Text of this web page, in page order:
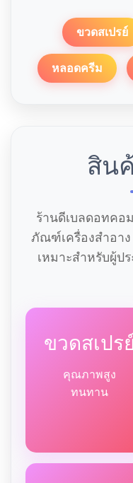
ขวดสเปรย์
หลอดครีม
สิน
ร้านดีเบลดอทคอ
ภัณฑ์เครื่องสำอา
เหมาะสำหรับผู้ป
ขวดสเปร
คุณภาพสูง
ทนทาน